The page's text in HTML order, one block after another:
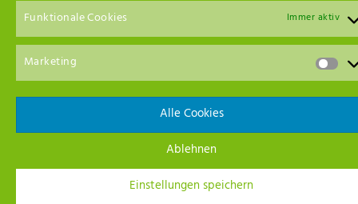
Funktionale Cookies Immer aktiv
Marketing
Alle Cookies
Ablehnen
Einstellungen speichern